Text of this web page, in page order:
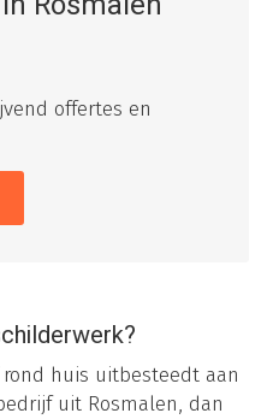
offertes en
huis uitbesteedt aan
uit Rosmalen, dan